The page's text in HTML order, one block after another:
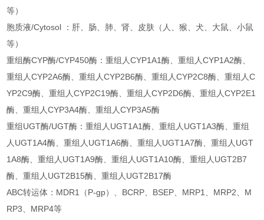
等）
胞质液/Cytosol ：肝、肠、肺、肾、皮肤（人、猴、犬、大鼠、小鼠
等）
重组酶CYP酶/CYP450酶：重组人CYP1A1酶、重组人CYP1A2酶、
重组人CYP2A6酶、重组人CYP2B6酶、重组人CYP2C8酶、重组人C
YP2C9酶、重组人CYP2C19酶、重组人CYP2D6酶、重组人CYP2E1
酶、重组人CYP3A4酶、重组人CYP3A5酶
重组UGT酶/UGT酶：重组人UGT1A1酶、重组人UGT1A3酶、重组
人UGT1A4酶、重组人UGT1A6酶、重组人UGT1A7酶、重组人UGT
1A8酶、重组人UGT1A9酶、重组人UGT1A10酶、重组人UGT2B7
酶、重组人UGT2B15酶、重组人UGT2B17酶
ABC转运体：MDR1（P-gp）、BCRP、BSEP、MRP1、MRP2、M
RP3、MRP4等